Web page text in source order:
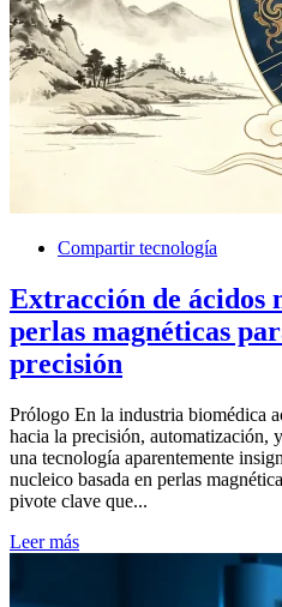
Compartir tecnología
Extracción de ácidos
perlas magnéticas
precisión
Prólogo En la industria biomédica
hacia la precisión, automatización,
una tecnología aparentemente
nucleico basada en perlas
pivote clave que...
Leer más